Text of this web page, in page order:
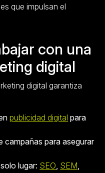
que impulsan el
con una
digital
digital garantiza
publicidad digital para
campañas para asegurar
lugar: SEO SEM